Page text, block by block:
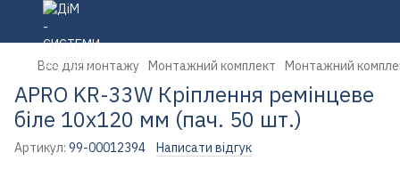
Все для монтажу Монтажний комплект Монтажний
APRO KR-33W Кріплення ремінцеве
біле 10х120 мм (пач. 50 шт.)
Артикул: 99-00012394 Написати відгук